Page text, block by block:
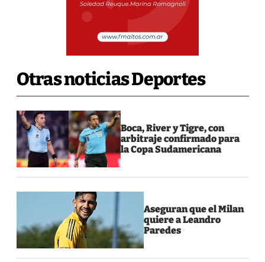
Otras noticias Deportes
Boca, River y Tigre, con
arbitraje confirmado para
la Copa Sudamericana
Aseguran que el Milan
quiere a Leandro
Paredes